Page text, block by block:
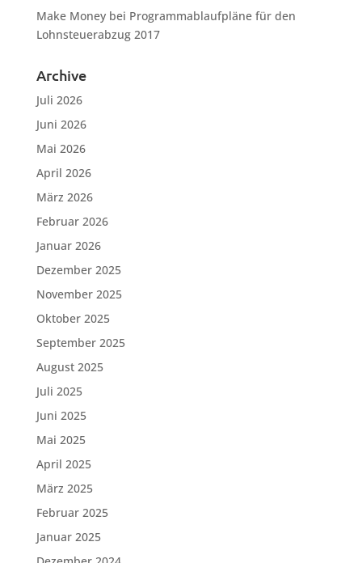
Make Moneybei Programmablaufpläne für den
Lohnsteuerabzug 2017
Archive
Juli 2026
Juni 2026
Mai 2026
April 2026
März 2026
Februar 2026
Januar 2026
Dezember 2025
November 2025
Oktober 2025
September 2025
August 2025
Juli 2025
Juni 2025
Mai 2025
April 2025
März 2025
Februar 2025
Januar 2025